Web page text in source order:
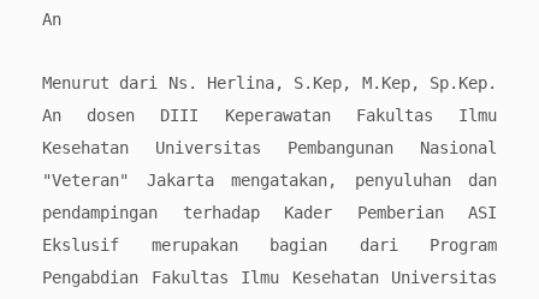
An
Menurut dari Ns. Herlina, S.Kep, M.Kep, Sp.Kep.
An dosen DIII Keperawatan Fakultas Ilmu
Kesehatan Universitas Pembangunan Nasional
"Veteran" Jakarta mengatakan, penyuluhan dan
pendampingan terhadap Kader Pemberian ASI
Ekslusif merupakan bagian dari Program
Pengabdian Fakultas Ilmu Kesehatan Universitas